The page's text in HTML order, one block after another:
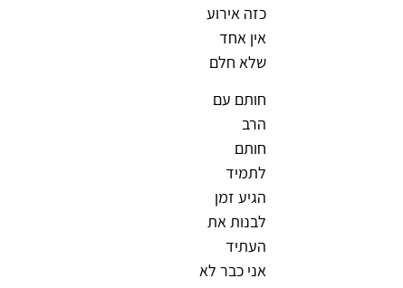
כזה אירוע
אין אחד
שלא חלם
חותם עם
הרב
חותם
לתמיד
הגיע זמן
לבנות את
העתיד
אני כבר לא